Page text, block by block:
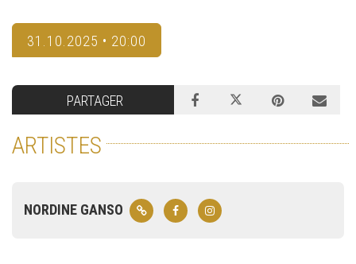
31.10.2025 • 20:00
PARTAGER
ARTISTES
NORDINE GANSO